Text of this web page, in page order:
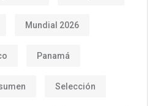
Mundial 2026
Panamá
Selección